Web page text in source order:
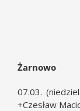
Żarnowo
07.03.
+Czesław